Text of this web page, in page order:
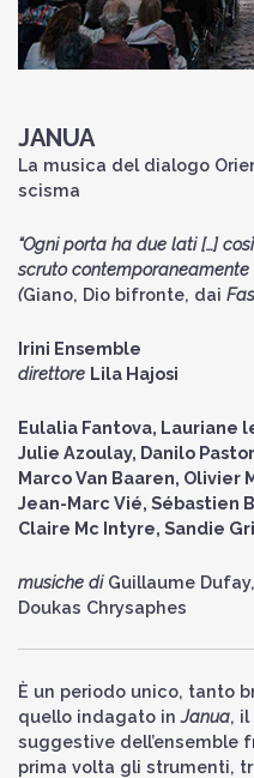
JANUA
La musica del dialogo
scisma
“Ogni porta ha due lati […]
scruto contemporaneamente
(Giano, Dio bifronte, dai
Irini Ensemble
direttore Lila Hajosi
Eulalia Fantova, Lauriane
Julie Azoulay, Danilo
Marco Van Baaren, Olivier
Jean-Marc Vié, Sébastien
Claire Mc Intyre, Sandie
musiche di Guillaume
Doukas Chrysaphes
È un periodo unico, tanto
quello indagato inJanua,
suggestive dell’ensemble
prima volta gli strumenti,